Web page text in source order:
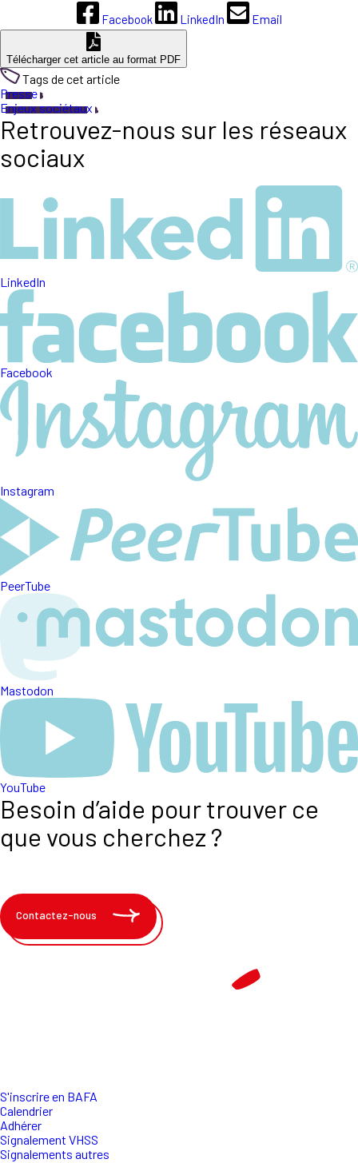
Facebook LinkedIn Email
Télécharger cet article au format PDF
Tags de cet article
Presse
Enjeux sociétaux
Retrouvez-nous sur les réseaux
sociaux
LinkedIn
Facebook
Instagram
PeerTube
Mastodon
YouTube
Besoin d’aide pour trouver ce
que vous cherchez ?
Contactez-nous
S'inscrire en BAFA
Calendrier
Adhérer
Signalement VHSS
Signalements autres